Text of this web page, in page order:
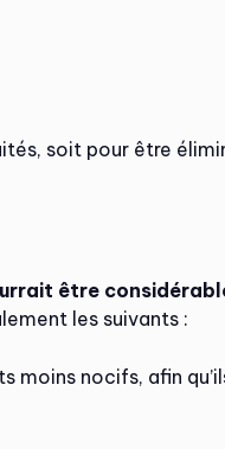
soit pour être
être
les suivants :
moins nocifs, afin